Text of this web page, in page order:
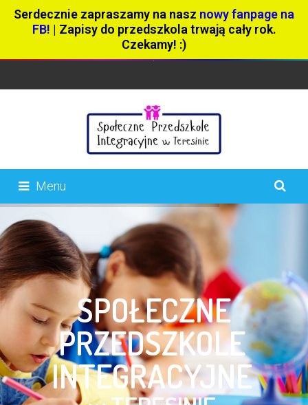
Serdecznie zapraszamy na nasz nowy fanpage na
FB! | Zapisy do przedszkola trwają cały rok.
Czekamy! :)
Menu